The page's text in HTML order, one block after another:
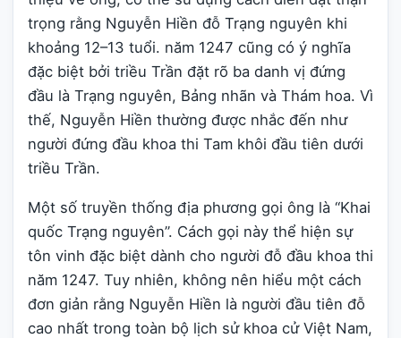
trọng rằng Nguyễn Hiền đỗ Trạng nguyên khi
khoảng 12–13 tuổi. năm 1247 cũng có ý nghĩa
đặc biệt bởi triều Trần đặt rõ ba danh vị đứng
đầu là Trạng nguyên, Bảng nhãn và Thám hoa. Vì
thế, Nguyễn Hiền thường được nhắc đến như
người đứng đầu khoa thi Tam khôi đầu tiên dưới
triều Trần.
Một số truyền thống địa phương gọi ông là “Khai
quốc Trạng nguyên”. Cách gọi này thể hiện sự
tôn vinh đặc biệt dành cho người đỗ đầu khoa thi
năm 1247. Tuy nhiên, không nên hiểu một cách
đơn giản rằng Nguyễn Hiền là người đầu tiên đỗ
cao nhất trong toàn bộ lịch sử khoa cử Việt Nam,